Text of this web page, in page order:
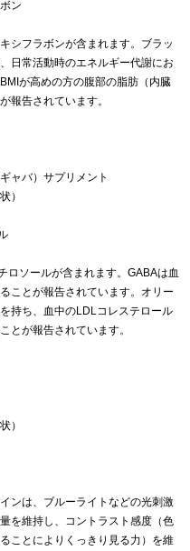
ン
シフラボンが含まれます。ブラッ
日常活動時のエネルギー代謝にお
が高めの方の腹部の脂肪（内臓
報告されています。
ャバ）サプリメント
）
ロソールが含まれます。GABAは血
ことが報告されています。オリー
持ち、血中のLDLコレステロール
とが報告されています。
）
ンは、ブルーライトなどの光刺激
を維持し、コントラスト感度（色
ことによりくっきり見る力）を維